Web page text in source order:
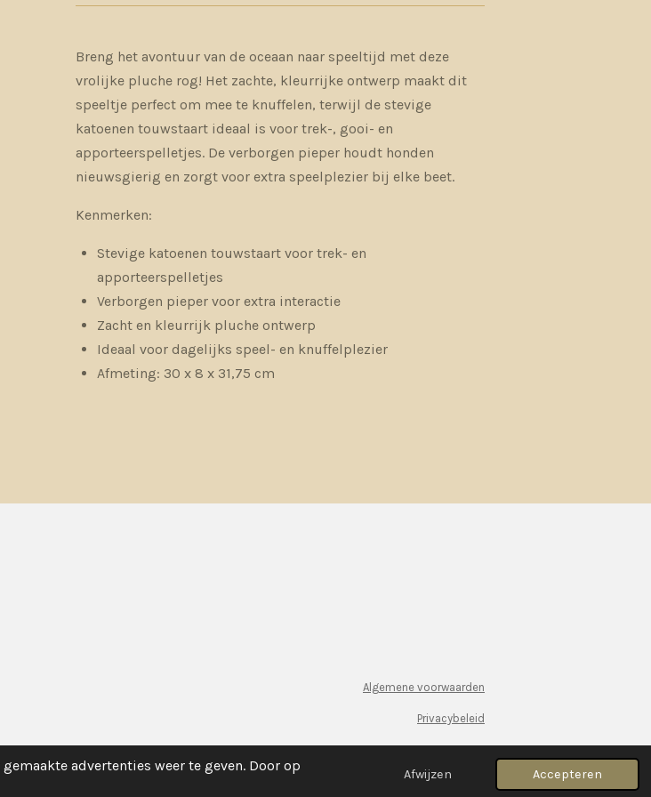
advertenties weer te geven. Door op
Afwijzen Accepteren
Breng het avontuur van de oceaan naar speeltijd met deze
vrolijke pluche rog! Het zachte, kleurrijke ontwerp maakt dit
speeltje perfect om mee te knuffelen, terwijl de stevige
katoenen touwstaart ideaal is voor trek-, gooi- en
apporteerspelletjes. De verborgen pieper houdt honden
nieuwsgierig en zorgt voor extra speelplezier bij elke beet.
Kenmerken:
Stevige katoenen touwstaart voor trek- en
apporteerspelletjes
Verborgen pieper voor extra interactie
Zacht en kleurrijk pluche ontwerp
Ideaal voor dagelijks speel- en knuffelplezier
Afmeting: 30 x 8 x 31,75 cm
Algemene voorwaarden
Privacybeleid